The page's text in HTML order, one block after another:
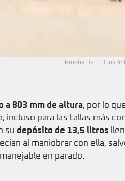
Prueba Hero Hunk
a 803 mm de altura, por lo
incluso para las tallas más
su depósito de 13,5 litros
al maniobrar con ella,
en parado.